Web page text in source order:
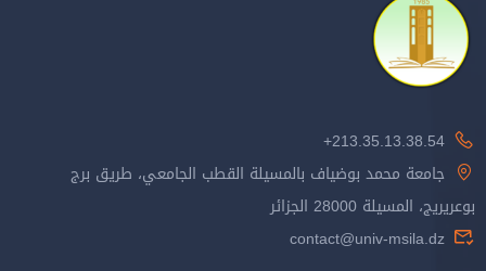
213.35.13.38.54+
جامعة محمد بوضياف بالمسيلة القطب الجامعي، طريق برج
بوعريريج، المسيلة 28000 الجزائر
contact@univ-msila.dz